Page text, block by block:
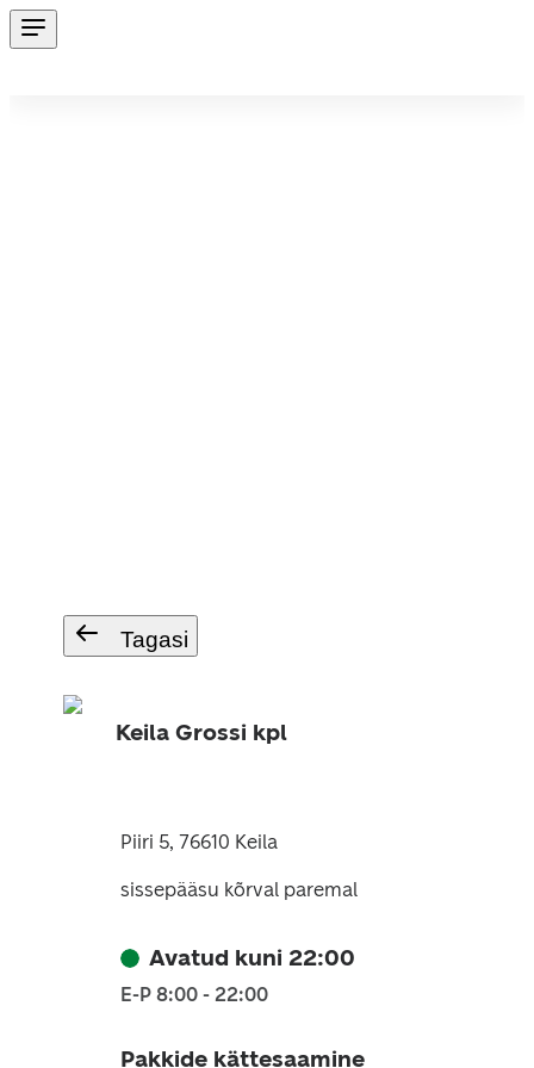
Tagasi
Keila Grossi kpl
Piiri 5, 76610 Keila
sissepääsu kõrval paremal
Avatud kuni 22:00
E-P 8:00 - 22:00
Pakkide kättesaamine